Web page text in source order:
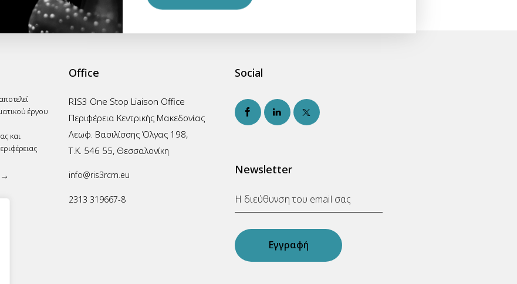
έργου
και
→
Office
RIS3 One Stop Liaison Office
Περιφέρεια Κεντρικής Μακεδονίας
Λεωφ. Βασιλίσσης Όλγας 198,
Τ.Κ. 546 55, Θεσσαλονίκη
info@ris3rcm.eu
2313 319667-8
Social
Newsletter
Εγγραφή